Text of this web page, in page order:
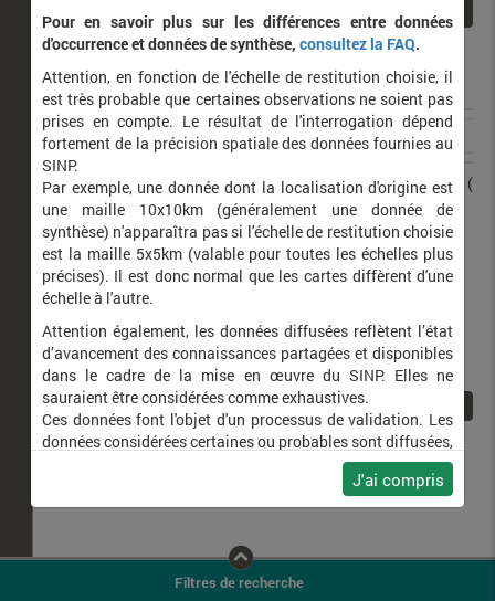
Affichage de1à 1sur1
Nom latin Nom vernaculaire
Zygaena fausta Zygène de la Petite coronille (La)
Filtres de recherche
Pour en savoir plus sur les différences entre données
d'occurrence et données de synthèse, consultez la FAQ.
Attention, en fonction de l'échelle de restitution choisie, il
est très probable que certaines observations ne soient pas
prises en compte. Le résultat de l'interrogation dépend
fortement de la précision spatiale des données fournies au
SINP.
Par exemple, une donnée dont la localisation d'origine est
une maille 10x10km (généralement une donnée de
synthèse) n'apparaîtra pas si l'échelle de restitution choisie
est la maille 5x5km (valable pour toutes les échelles plus
précises). Il est donc normal que les cartes diffèrent d'une
échelle à l'autre.
Attention également, les données diffusées reflètent l’état
d’avancement des connaissances partagées et disponibles
dans le cadre de la mise en œuvre du SINP. Elles ne
sauraient être considérées comme exhaustives.
Ces données font l'objet d'un processus de validation. Les
données considérées certaines ou probables sont diffusées,
ainsi que celles pour lesquelles la méthode n'est pas
J'ai compris